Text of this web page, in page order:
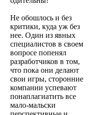
Не обошлось и без
критики, куда уж без
нее. Один из явных
специалистов в своем
вопросе попенял
разработчиков в том,
что пока они делают
свои игры, сторонние
компании успевают
понаплагиатить все
мало-мальски